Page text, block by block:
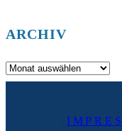
ARCHIV
Archiv